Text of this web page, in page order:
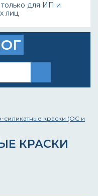
для ИП и
лиц
силикатные краски (ОС и
КРАСКИ